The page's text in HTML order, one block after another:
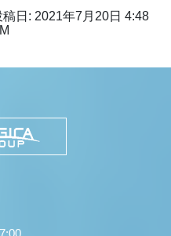
稿日: 2021年7月20日 4:48